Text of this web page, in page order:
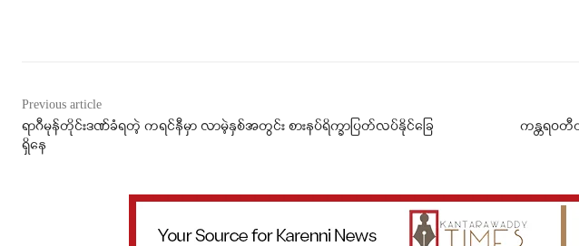
Previous article
ရာဂီမုန်တိုင်းဒဏ်ခံရတဲ့ ကရင်နီမှာ လာမဲ့နှစ်အတွင်း စားနပ်ရိက္ခာပြတ်လပ်နိုင်ခြေ
ရှိနေ
ကန္တရဝ